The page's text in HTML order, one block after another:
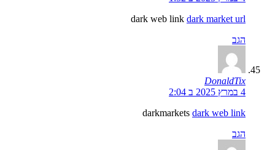
dark web link dark market url
הגב
DonaldTix
4 במרץ 2025 ב 2:04
darkmarkets dark web link
הגב